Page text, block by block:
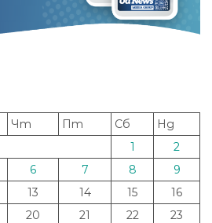
Чт Пт Сб
Нд
1
2
6 7 8
9
13 14 15
16
20 21 22
23